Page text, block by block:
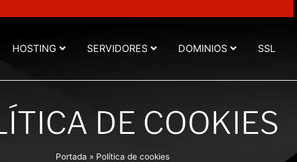
HOSTING SERVIDORES DOMINIOS SSL
DE COOKIES
Portada » Política de cookies